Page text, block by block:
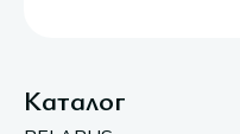
Каталог